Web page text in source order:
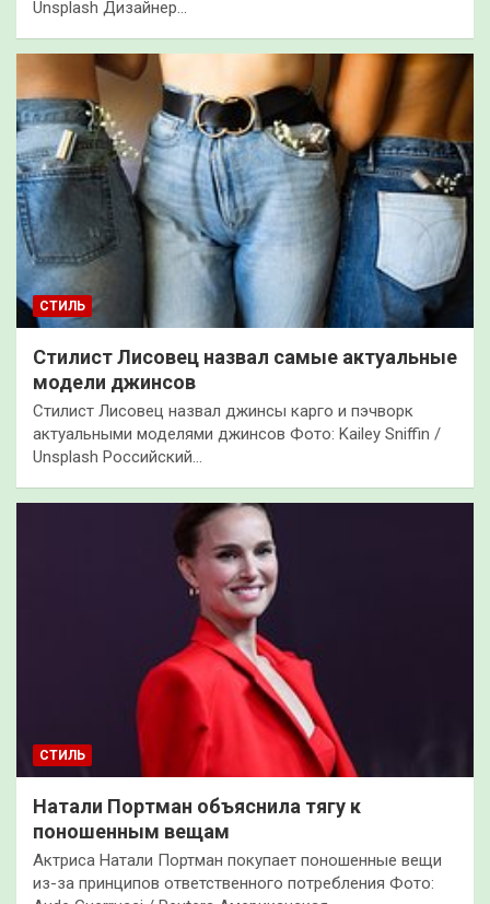
Unsplash Дизайнер…
СТИЛЬ
Стилист Лисовец назвал самые актуальные
модели джинсов
Стилист Лисовец назвал джинсы карго и пэчворк
актуальными моделями джинсов Фото: Kailey Sniffin /
Unsplash Российский…
СТИЛЬ
Натали Портман объяснила тягу к
поношенным вещам
Актриса Натали Портман покупает поношенные вещи
из-за принципов ответственного потребления Фото: